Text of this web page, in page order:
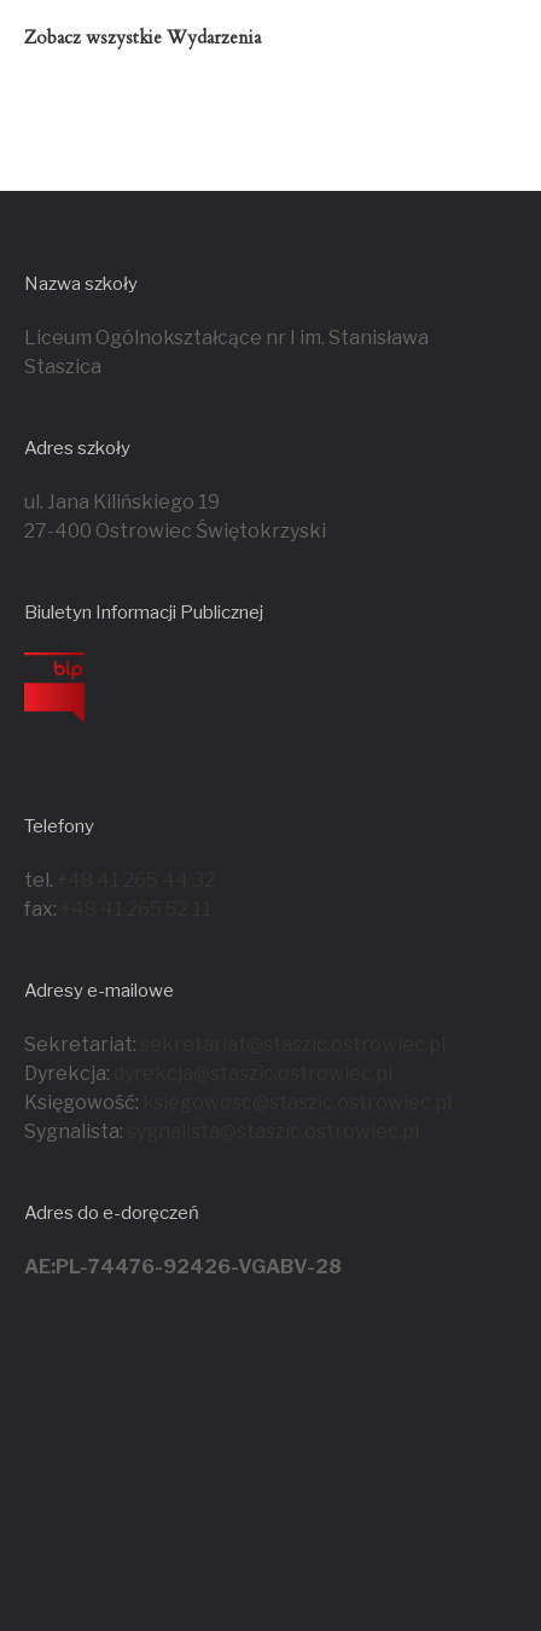
Zobacz wszystkie Wydarzenia
Nazwa szkoły
Liceum Ogólnokształcące nr I im. Stanisława
Staszica
Adres szkoły
ul. Jana Kilińskiego 19
27-400 Ostrowiec Świętokrzyski
Biuletyn Informacji Publicznej
Telefony
tel.
fax:
Adresy e-mailowe
Sekretariat:
Dyrekcja:
Księgowość:
Sygnalista:
Adres do e-doręczeń
AE:PL-74476-92426-VGABV-28